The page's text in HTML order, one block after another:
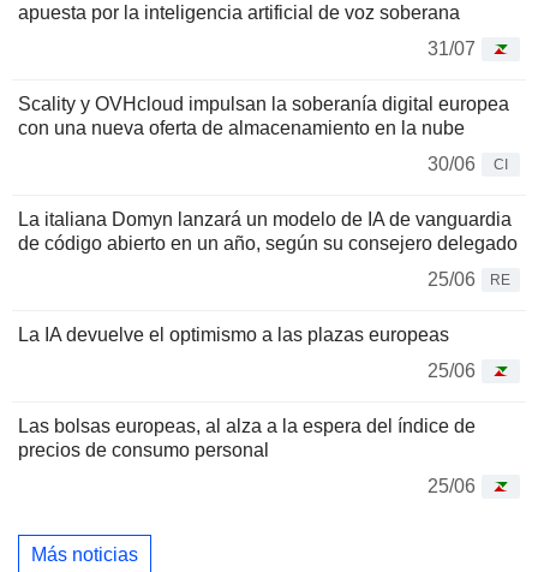
apuesta por la inteligencia artificial de voz soberana
31/07
Scality y OVHcloud impulsan la soberanía digital europea
con una nueva oferta de almacenamiento en la nube
30/06
CI
La italiana Domyn lanzará un modelo de IA de vanguardia
de código abierto en un año, según su consejero delegado
25/06
RE
La IA devuelve el optimismo a las plazas europeas
25/06
Las bolsas europeas, al alza a la espera del índice de
precios de consumo personal
25/06
Más noticias